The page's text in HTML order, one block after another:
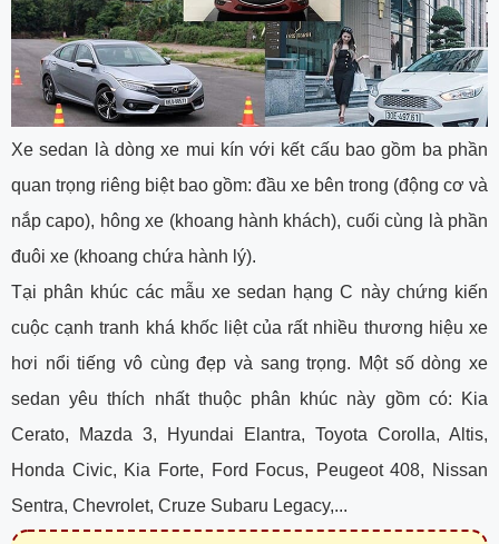
Xe sedan là dòng xe mui kín với kết cấu bao gồm ba phần
quan trọng riêng biệt bao gồm: đầu xe bên trong (động cơ và
nắp capo), hông xe (khoang hành khách), cuối cùng là phần
đuôi xe (khoang chứa hành lý).
Tại phân khúc các mẫu xe sedan hạng C này chứng kiến
cuộc cạnh tranh khá khốc liệt của rất nhiều thương hiệu xe
hơi nổi tiếng vô cùng đẹp và sang trọng. Một số dòng xe
sedan yêu thích nhất thuộc phân khúc này gồm có: Kia
Cerato, Mazda 3, Hyundai Elantra, Toyota Corolla, Altis,
Honda Civic, Kia Forte, Ford Focus, Peugeot 408, Nissan
Sentra, Chevrolet, Cruze Subaru Legacy,...